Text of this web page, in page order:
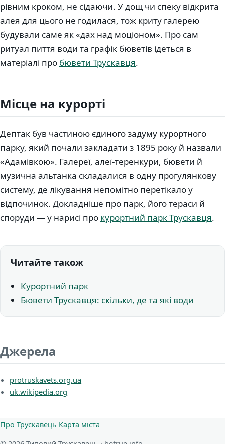
рівним кроком, не сідаючи. У дощ чи спеку відкрита
алея для цього не годилася, тож криту галерею
будували саме як «дах над моціоном». Про сам
ритуал пиття води та графік бюветів ідеться в
матеріалі про бювети Трускавця.
Місце на курорті
Дептак був частиною єдиного задуму курортного
парку, який почали закладати з 1895 року й назвали
«Адамівкою». Галереї, алеї-теренкури, бювети й
музична альтанка складалися в одну прогулянкову
систему, де лікування непомітно перетікало у
відпочинок. Докладніше про парк, його тераси й
споруди — у нарисі про курортний парк Трускавця.
Читайте також
Курортний парк
Бювети Трускавця: скільки, де та які води
Джерела
protruskavets.org.ua
uk.wikipedia.org
Про Трускавець Карта міста